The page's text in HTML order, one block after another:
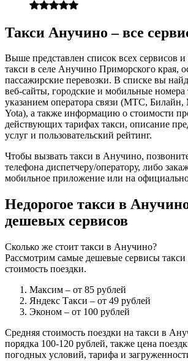
Такси Анучино – все
Выше представлен список всех сервисов
такси в селе Анучино Приморского края,
пассажирские перевозки. В списке вы
веб-сайты, городские и мобильные номера
указанием оператора связи (МТС,
Yota), а также информацию о стоимости
действующих тарифах такси, описание
услуг и пользовательский рейтинг.
Чтобы вызвать такси в Анучино,
телефона диспетчеру/оператору, либо
мобильное приложение или на
Недорогое такси в
дешевых сервисов
Сколько же стоит такси в Анучино?
Рассмотрим самые дешевые сервисы
стоимость поездки.
Максим – от 85 рублей
Яндекс Такси – от 49 рублей
Эконом – от 100 рублей
Средняя стоимость поездки на такси в
порядка 100-120 рублей, также цена
погодных условий, тарифа и